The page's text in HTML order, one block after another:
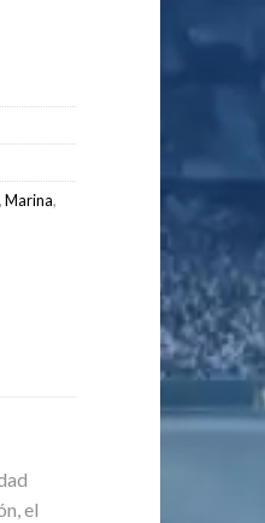
#24 cantidad
,Marina,
el